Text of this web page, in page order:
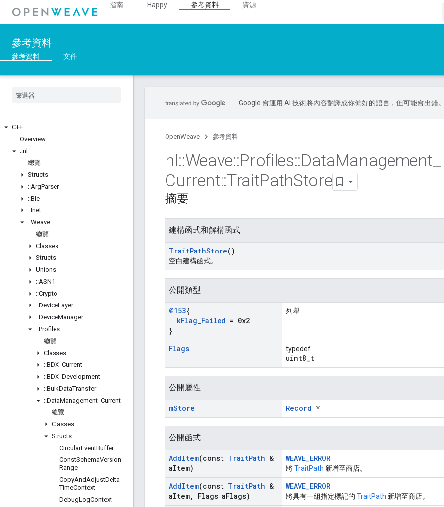
指南 Happy 參考資料
資源
參考資料
參考資料 文件
C++
Overview
::nl
總覽
Structs
::ArgParser
::Ble
::Inet
::Weave
總覽
Classes
Structs
Unions
::ASN1
::Crypto
::DeviceLayer
::DeviceManager
::Profiles
總覽
Classes
::BDX Current
::BDX Development
::BulkDataTransfer
::DataManagement Current
總覽
Classes
Structs
CircularEventBuffer
ConstSchemaVersion
Range
CopyAndAdjustDelta
TimeContext
DebugLogContext
Google 會運用 AI 技術將內容翻譯成你偏好的語言，但可能會出錯。
OpenWeave 參考資料
nl::Weave::Profiles::DataManagement
Current::TraitPathStore
摘要
建構函式和解構函式
TraitPathStore()
空白建構函式。
公開類型
@153{
kFlag_Failed = 0x2
}
列舉
Flags typedef
uint8_t
公開屬性
mStore Record *
公開函式
AddItem(const TraitPath &
aItem)
WEAVE_ERROR
將TraitPath 新增至商店。
AddItem(const TraitPath &
aItem, Flags aFlags)
WEAVE_ERROR
將具有一組指定標記的 TraitPath 新增至商店。